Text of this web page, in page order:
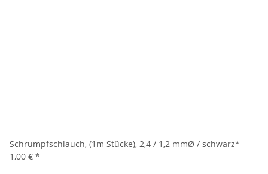
Schrumpfschlauch, (1m Stücke), 2,4 / 1,2 mmØ / schwarz*
1,00 € *